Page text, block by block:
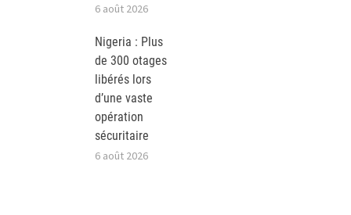
6 août 2026
Nigeria : Plus
de 300 otages
libérés lors
d’une vaste
opération
sécuritaire
6 août 2026